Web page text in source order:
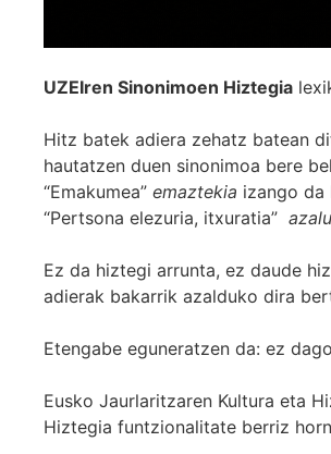
UZEIren Sinonimoen Hiztegia
Hitz batek adiera zehatz batean
hautatzen duen sinonimoa bere
“Emakumea” emaztekia izango da
“Pertsona elezuria, itxuratia”
Ez da hiztegi arrunta, ez daude
adierak bakarrik azalduko dira
Etengabe eguneratzen da: ez
Eusko Jaurlaritzaren Kultura eta
Hiztegia funtzionalitate berriz